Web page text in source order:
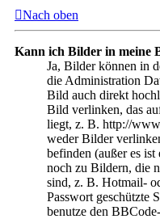
Nach oben
Kann ich Bilder in meine
Ja, Bilder können in
die Administration
Bild auch direkt
Bild verlinken, das
liegt, z. B. http://
weder Bilder
befinden (außer es
noch zu Bildern, die
sind, z. B. Hotmail-
Passwort geschützte
benutze den